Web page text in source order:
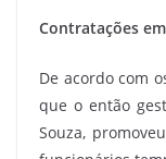
Contratações
De acordo com
que o então
Souza,